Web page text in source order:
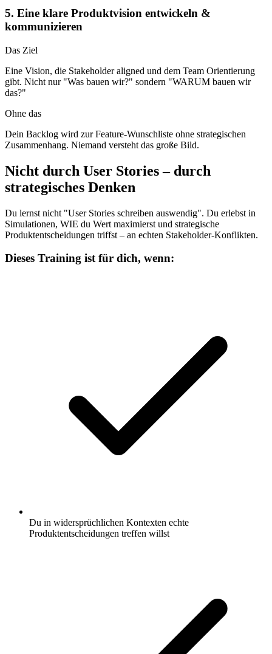
5. Eine klare Produktvision entwickeln &
kommunizieren
Das Ziel
Eine Vision, die Stakeholder aligned und dem Team Orientierung
gibt. Nicht nur "Was bauen wir?" sondern "WARUM bauen wir
das?"
Ohne das
Dein Backlog wird zur Feature-Wunschliste ohne strategischen
Zusammenhang. Niemand versteht das große Bild.
Nicht durch User Stories – durch
strategisches Denken
Du lernst nicht "User Stories schreiben auswendig". Du erlebst in
Simulationen, WIE du Wert maximierst und strategische
Produktentscheidungen triffst – an echten Stakeholder-Konflikten.
Dieses Training ist für dich, wenn:
Du in widersprüchlichen Kontexten echte
Produktentscheidungen treffen willst